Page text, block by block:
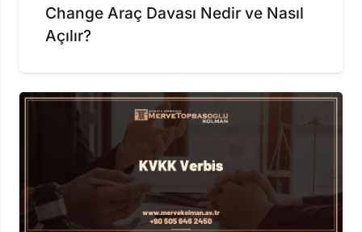
Change Araç Davası Nedir ve Nasıl
Açılır?